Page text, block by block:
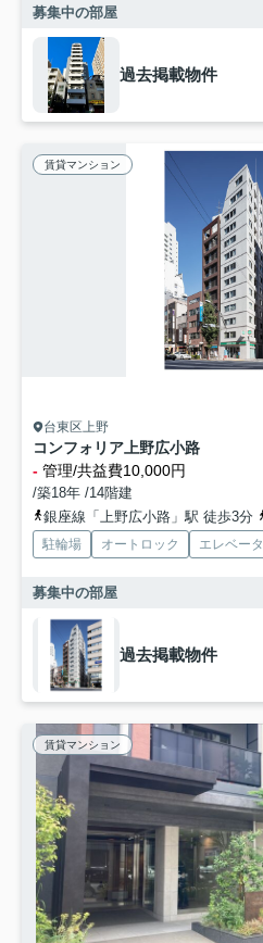
募集中の部屋
過去掲載物件
賃貸マンション
台東区上野
コンフォリア上野広小路
- 管理/共益費10,000円
/築18年 /14階建
銀座線「上野広小路」駅 徒歩3分
駐輪場 オートロック エレベー
募集中の部屋
過去掲載物件
賃貸マンション